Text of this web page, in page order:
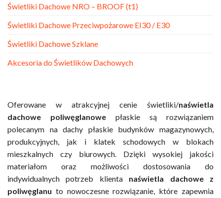
Świetliki Dachowe NRO – BROOF (t1)
Świetliki Dachowe Przeciwpożarowe EI30 / E30
Świetliki Dachowe Szklane
Akcesoria do Świetlików Dachowych
Oferowane w atrakcyjnej cenie świetliki/naświetla
dachowe poliwęglanowe płaskie są rozwiązaniem
polecanym na dachy płaskie budynków magazynowych,
produkcyjnych, jak i klatek schodowych w blokach
mieszkalnych czy biurowych. Dzięki wysokiej jakości
materiałom oraz możliwości dostosowania do
indywidualnych potrzeb klienta naświetla dachowe z
poliwęglanu to nowoczesne rozwiązanie, które zapewnia